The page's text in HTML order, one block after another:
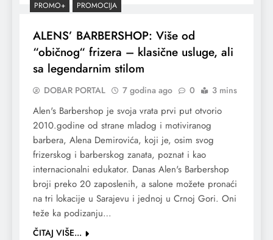
PROMO+ PROMOCIJA
ALENS’ BARBERSHOP: Više od
“običnog“ frizera – klasične usluge, ali
sa legendarnim stilom
DOBAR PORTAL 7 godina ago 0 3 mins
Alen's Barbershop je svoja vrata prvi put otvorio
2010.godine od strane mladog i motiviranog
barbera, Alena Demirovića, koji je, osim svog
frizerskog i barberskog zanata, poznat i kao
internacionalni edukator. Danas Alen's Barbershop
broji preko 20 zaposlenih, a salone možete pronaći
na tri lokacije u Sarajevu i jednoj u Crnoj Gori. Oni
teže ka podizanju…
ČITAJ VIŠE...